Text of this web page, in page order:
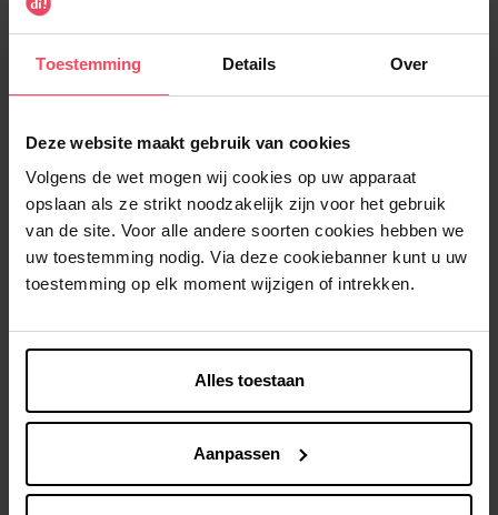
Toestemming Details Over
Deze website maakt gebruik van cookies
Volgens de wet mogen wij cookies op uw apparaat
opslaan als ze strikt noodzakelijk zijn voor het gebruik
van de site. Voor alle andere soorten cookies hebben we
uw toestemming nodig. Via deze cookiebanner kunt u uw
toestemming op elk moment wijzigen of intrekken.
Alles toestaan
Aanpassen
In winkelmandje
Gratis levering bij aankoop van min. 35€.
Verzending binnen 24u
Beschrijving
Klantereview
Nog iets vergeten ?